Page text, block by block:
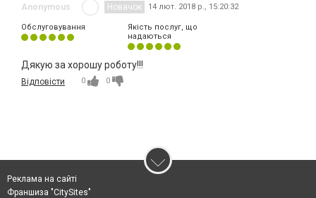
Anonymous Новачок 14 лют. 2018 р., 15:20:32
Обслуговування
Якість послуг, що
надаються
Дякую за хорошу роботу!!!
Відповісти 0 0
Реклама на сайті
Франшиза "CitySites"